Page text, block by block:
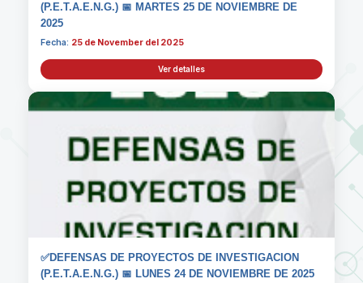
(P.E.T.A.E.N.G.) 📅 MARTES 25 DE NOVIEMBRE DE
2025
Fecha: 25 de November del 2025
Ver detalles
✅DEFENSAS DE PROYECTOS DE INVESTIGACION
(P.E.T.A.E.N.G.) 📅 LUNES 24 DE NOVIEMBRE DE 2025